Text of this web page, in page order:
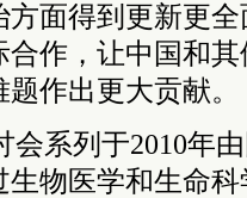
方面得到更新更
合作，让中国和
作出更大贡献。
会系列于2010年
生物医学和生命